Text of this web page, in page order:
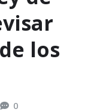
los
0